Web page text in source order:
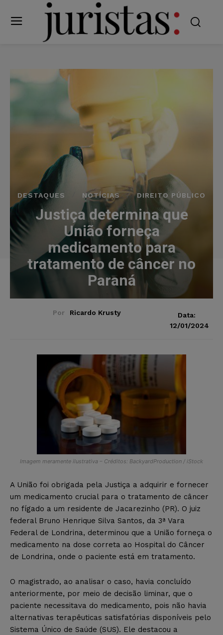
DESTAQUES NOTÍCIAS DIREITO PÚBLICO
Justiça determina que
União forneça
medicamento para
tratamento de câncer no
Paraná
Por Ricardo Krusty
Data:
12/01/2024
Imagem meramente ilustrativa – Créditos: BackyardProduction / iStock
A União foi obrigada pela Justiça a adquirir e fornecer
um medicamento crucial para o tratamento de câncer
no fígado a um residente de Jacarezinho (PR). O juiz
federal Bruno Henrique Silva Santos, da 3ª Vara
Federal de Londrina, determinou que a União forneça o
medicamento na dose correta ao Hospital do Câncer
de Londrina, onde o paciente está em tratamento.
O magistrado, ao analisar o caso, havia concluído
anteriormente, por meio de decisão liminar, que o
paciente necessitava do medicamento, pois não havia
alternativas terapêuticas satisfatórias disponíveis pelo
Sistema Único de Saúde (SUS). Ele destacou a